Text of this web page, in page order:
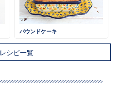
パウンドケーキ
レシピ一覧